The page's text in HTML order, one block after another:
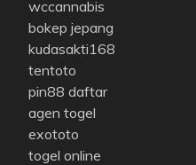
wccannabis
bokep jepang
kudasakti168
tentoto
pin88 daftar
agen togel
exototo
togel online